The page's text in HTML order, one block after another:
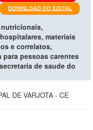
materiais
e correlatos,
pessoas carentes
de saude do
DE VARJOTA - CE